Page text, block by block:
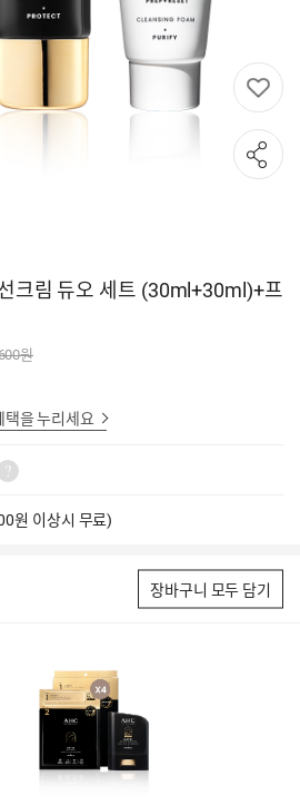
크림 듀오 세트 (30ml+30ml)+프
원
을 누리세요
원 이상시 무료)
장바구니 모두 담기